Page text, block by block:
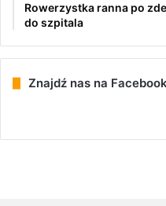
Rowerzystka ranna po
do szpitala
Znajdź nas na